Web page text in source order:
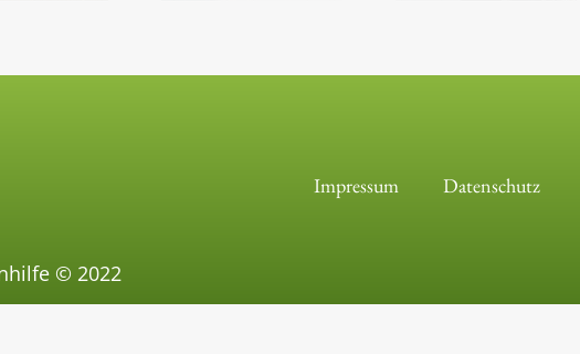
Impressum Datenschutz
© 2022